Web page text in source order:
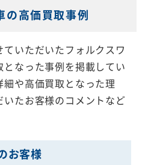
の高価買取事例
いただいたフォルクスワ
なった事例を掲載してい
や高価買取となった理
たお客様のコメントなど
お客様